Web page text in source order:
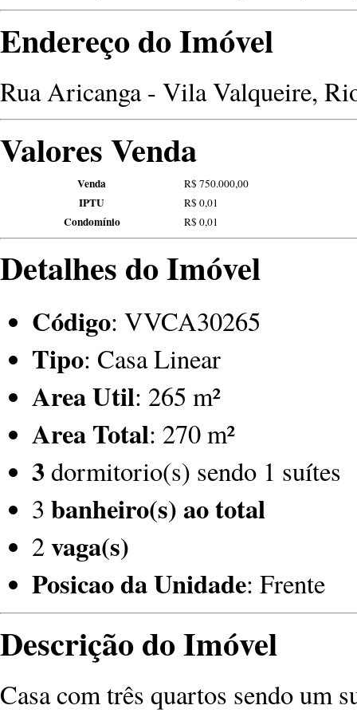
Endereço do Imóvel
Rua Aricanga - Vila Valqueire,
Valores Venda
Venda R$ 750.000,00
IPTU R$ 0,01
Condomínio R$ 0,01
Detalhes do Imóvel
Código: VVCA30265
Tipo: Casa Linear
Area Util: 265 m²
Area Total: 270 m²
3 dormitorio(s) sendo 1 suítes
3 banheiro(s) ao total
2vaga(s)
Posicao da Unidade: Frente
Descrição do Imóvel
Casa com três quartos sendo um